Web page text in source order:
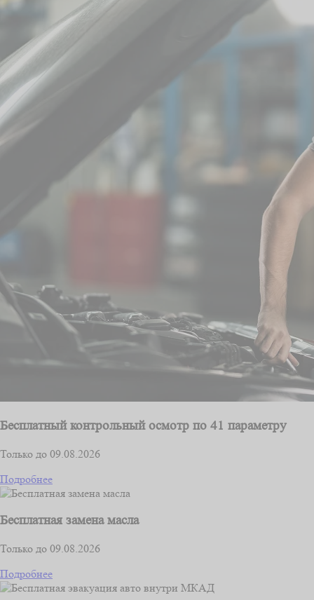
Бесплатный контрольный осмотр по 41 параметру
Только до 09.08.2026
Подробнее
Бесплатная замена масла
Только до 09.08.2026
Подробнее